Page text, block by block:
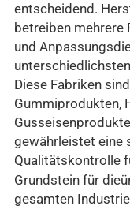
entscheidend.
betreiben mehrere
und
Diese Fabriken
Gummiprodukten,
gewährleistet eine
Qualitätskontrolle
Grundstein für die
gesamten